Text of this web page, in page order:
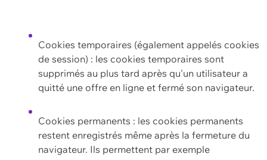
Cookies temporaires (également appelés cookies
de session) : les cookies temporaires sont
supprimés au plus tard après qu'un utilisateur a
quitté une offre en ligne et fermé son navigateur.
Cookies permanents : les cookies permanents
restent enregistrés même après la fermeture du
navigateur. Ils permettent par exemple